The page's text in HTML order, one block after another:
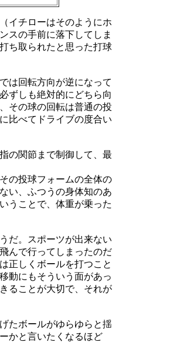
イチローはそのようにホ
スの手前に落下してしま
ち取られたと思った打球
は回転方向が逆になって
ずしも絶対的にどちら向
その球の回転は普通の投
比べてドライブの度合い
の関節まで制御して、最
の投球フォームの全体の
い、ふつうの身体知のあ
うことで、体重が乗った
だ。スポーツが出来ない
んで行ってしまったのだ
正しくボールを打つこと
動にもそういう面があっ
ることが大切で、それが
たボールがゆらゆらと揺
かと言いたくなるほど